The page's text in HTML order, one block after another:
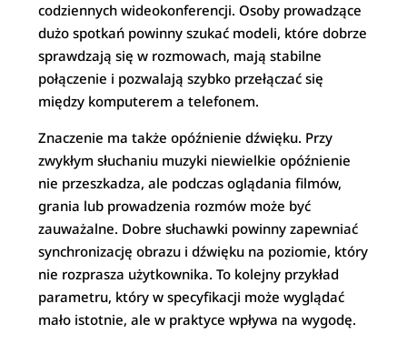
codziennych wideokonferencji. Osoby prowadzące
dużo spotkań powinny szukać modeli, które dobrze
sprawdzają się w rozmowach, mają stabilne
połączenie i pozwalają szybko przełączać się
między komputerem a telefonem.
Znaczenie ma także opóźnienie dźwięku. Przy
zwykłym słuchaniu muzyki niewielkie opóźnienie
nie przeszkadza, ale podczas oglądania filmów,
grania lub prowadzenia rozmów może być
zauważalne. Dobre słuchawki powinny zapewniać
synchronizację obrazu i dźwięku na poziomie, który
nie rozprasza użytkownika. To kolejny przykład
parametru, który w specyfikacji może wyglądać
mało istotnie, ale w praktyce wpływa na wygodę.